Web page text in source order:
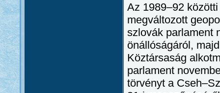
Az 1989–92
megváltozott
szlovák parlament
önállóságáról,
Köztársaság
parlament
törvényt a